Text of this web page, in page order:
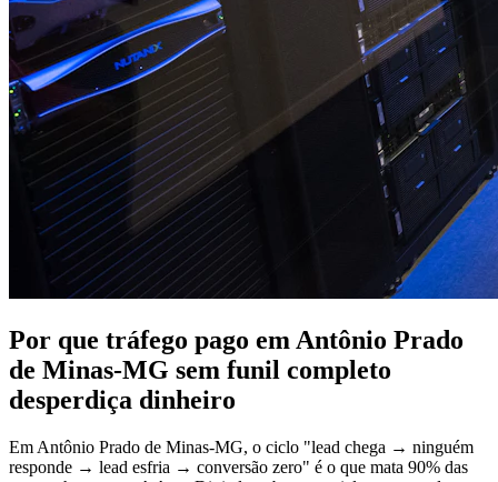
Por que tráfego pago em Antônio Prado
de Minas-MG sem funil completo
desperdiça dinheiro
Em Antônio Prado de Minas-MG, o ciclo "lead chega → ninguém
responde → lead esfria → conversão zero" é o que mata 90% das